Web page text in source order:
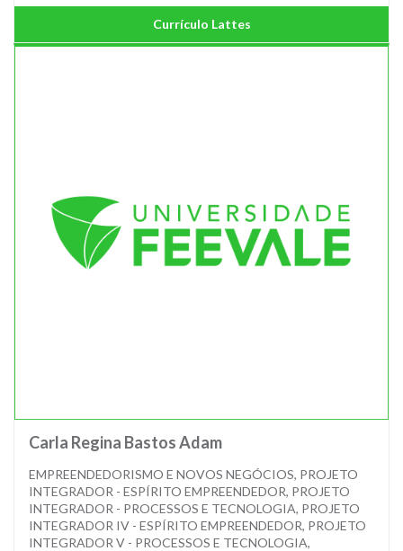
Currículo Lattes
Carla Regina Bastos Adam
EMPREENDEDORISMO E NOVOS NEGÓCIOS, PROJETO
INTEGRADOR - ESPÍRITO EMPREENDEDOR, PROJETO
INTEGRADOR - PROCESSOS E TECNOLOGIA, PROJETO
INTEGRADOR IV - ESPÍRITO EMPREENDEDOR, PROJETO
INTEGRADOR V - PROCESSOS E TECNOLOGIA,